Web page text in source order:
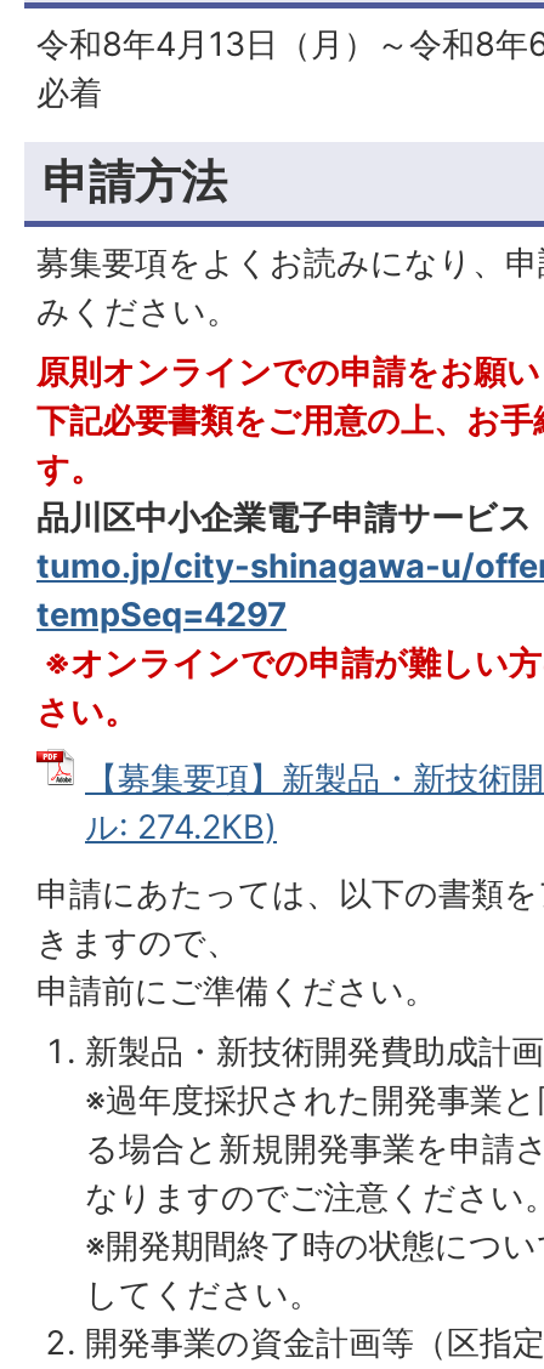
令和8年4月13日（月）～令和8年
必着
申請方法
募集要項をよくお読みになり、
みください。
原則オンラインでの申請をお願
下記必要書類をご用意の上、お
す。
品川区中小企業電子申請サービス
tumo.jp/city-shinagawa-u/
tempSeq=4297
※オンラインでの申請が難しい
さい。
【募集要項】新製品・新技術
ル: 274.2KB)
申請にあたっては、以下の書類
きますので、
申請前にご準備ください。
新製品・新技術開発費助成計
※過年度採択された開発事業
る場合と新規開発事業を申請
なりますのでご注意ください
※開発期間終了時の状態につ
してください。
開発事業の資金計画等（区指